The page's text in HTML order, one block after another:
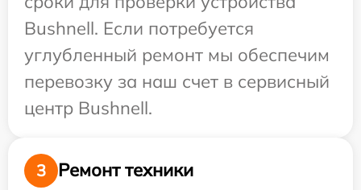
Bushnell. Если потребуется
углубленный ремонт мы обеспечим
перевозку за наш счет в сервисный
центр Bushnell.
3
Ремонт техники